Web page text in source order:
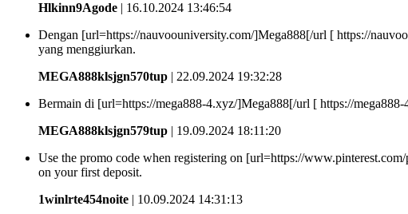
Hlkinn9Agode | 16.10.2024 13:46:54
Dengan [url=https://nauvoouniversity.com/]Mega888[/url [ https://
yang menggiurkan.
MEGA888klsjgn570tup | 22.09.2024 19:32:28
Bermain di [url=https://mega888-4.xyz/]Mega888[/url [ https://
MEGA888klsjgn579tup | 19.09.2024 18:11:20
Use the promo code when registering on [url=https://
on your first deposit.
1winlrte454noite | 10.09.2024 14:31:13